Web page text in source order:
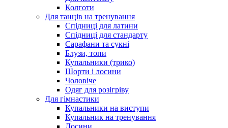
Колготи
Для танців на тренування
Спідниці для латини
Спідниці для стандарту
Сарафани та сукні
Блузи, топи
Купальники (трико)
Шорти і лосини
Чоловіче
Одяг для розігріву
Для гімнастики
Купальники на виступи
Купальник на тренування
Лосини